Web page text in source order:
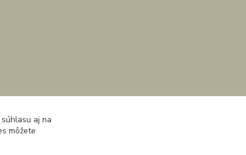
aj na
môžete